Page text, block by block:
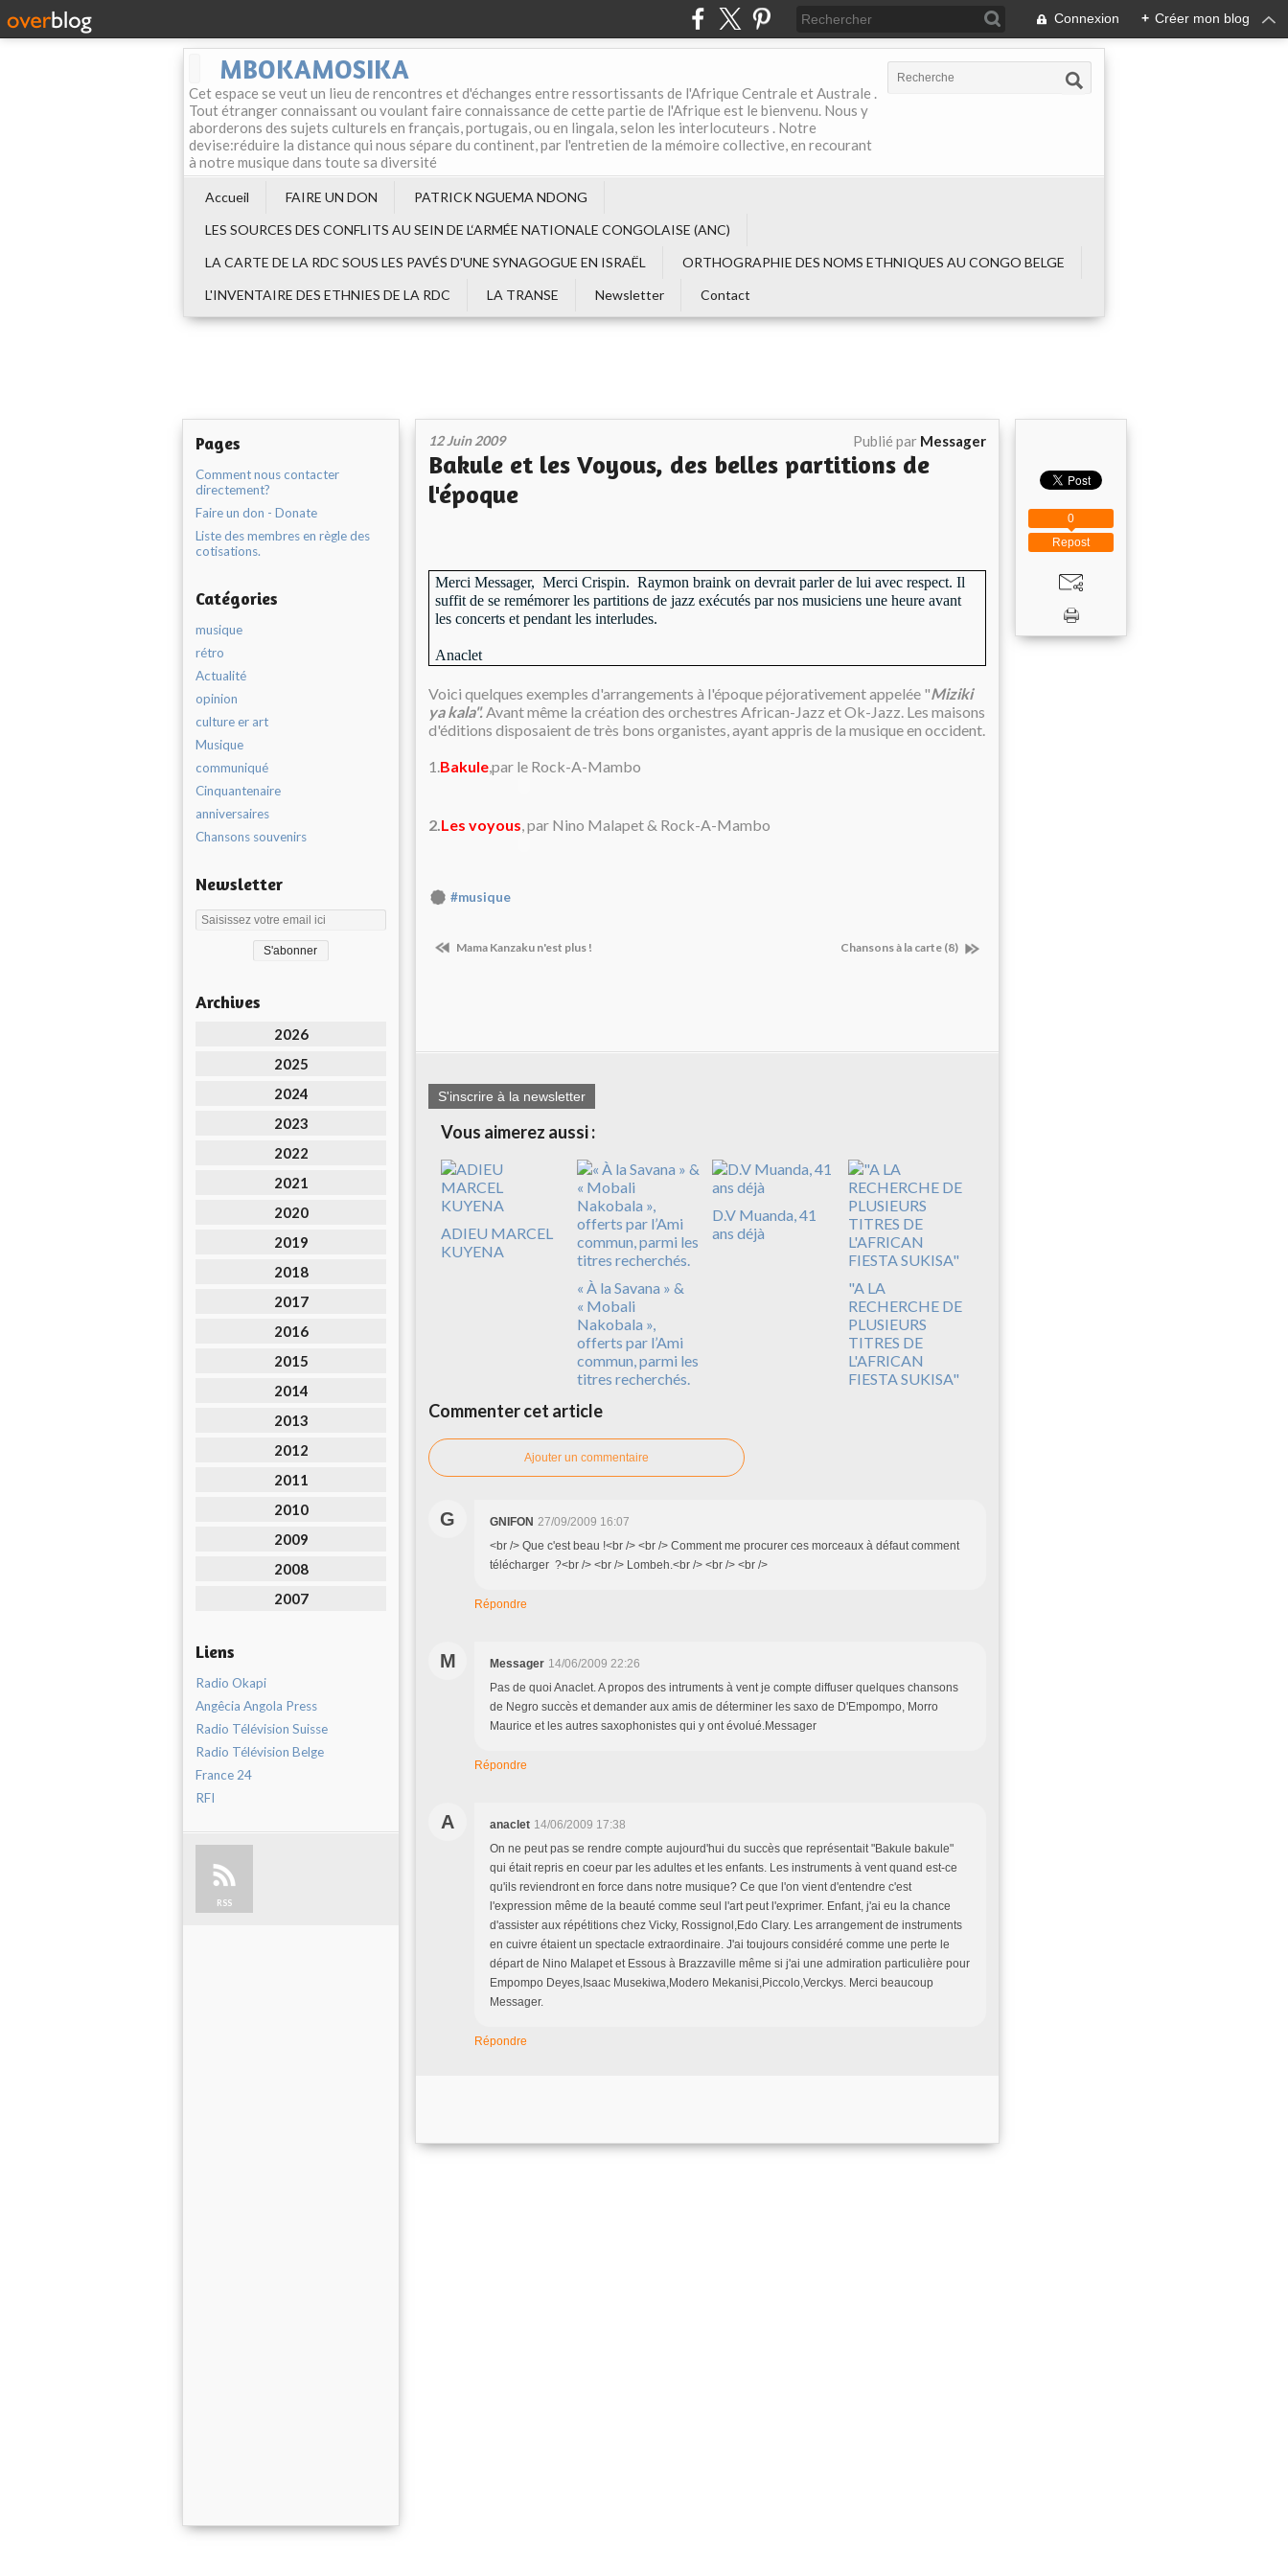
Connexion + Créer mon blog
MBOKAMOSIKA
Cet espace se veut un lieu de rencontres et d'échanges entre ressortissants de l'Afrique Centrale et Australe .
Tout étranger connaissant ou voulant faire connaissance de cette partie de l'Afrique est le bienvenu. Nous y
aborderons des sujets culturels en français, portugais, ou en lingala, selon les interlocuteurs . Notre
devise:réduire la distance qui nous sépare du continent, par l'entretien de la mémoire collective, en recourant
à notre musique dans toute sa diversité
Accueil FAIRE UN DON
PATRICK NGUEMA NDONG
LES SOURCES DES CONFLITS AU SEIN DE L‘ARMÉE NATIONALE CONGOLAISE (ANC)
LA CARTE DE LA RDC SOUS LES PAVÉS D'UNE SYNAGOGUE EN ISRAËL
ORTHOGRAPHIE DES NOMS ETHNIQUES AU CONGO BELGE
L'INVENTAIRE DES ETHNIES DE LA RDC
LA TRANSE Newsletter Contact
Pages
Comment nous contacter
directement?
Faire un don - Donate
Liste des membres en règle des
cotisations.
Catégories
musique
rétro
Actualité
opinion
culture er art
Musique
communiqué
Cinquantenaire
anniversaires
Chansons souvenirs
Newsletter
Archives
2026
2025
2024
2023
2022
2021
2020
2019
2018
2017
2016
2015
2014
2013
2012
2011
2010
2009
2008
2007
Liens
Radio Okapi
Angêcia Angola Press
Radio Télévision Suisse
Radio Télévision Belge
France 24
RFI
RSS
12 Juin 2009 Publié par Messager
Bakule et les Voyous, des belles partitions de
l'époque
Merci Messager, Merci Crispin. Raymon braink on devrait parler de lui avec respect. Il
suffit de se remémorer les partitions de jazz exécutés par nos musiciens une heure avant
les concerts et pendant les interludes.
Anaclet
Voici quelques exemples d'arrangements à l'époque péjorativement appelée "Miziki
ya kala".Avant même la création des orchestres African-Jazz et Ok-Jazz. Les maisons
d'éditions disposaient de très bons organistes, ayant appris de la musique en occident.
1.Bakule,par le Rock-A-Mambo
2.Les voyous, par Nino Malapet & Rock-A-Mambo
#musique
Mama Kanzaku n'est plus ! Chansons à la carte (8)
S'inscrire à la newsletter
Vous aimerez aussi :
ADIEU MARCEL
KUYENA
« À la Savana » &
« Mobali
Nakobala »,
offerts par l’Ami
commun, parmi les
titres recherchés.
D.V Muanda, 41
ans déjà
"A LA
RECHERCHE DE
PLUSIEURS
TITRES DE
L'AFRICAN
FIESTA SUKISA"
Commenter cet article
Ajouter un commentaire
G GNIFON 27/09/2009 16:07
<br /> Que c'est beau !<br /> <br /> Comment me procurer ces morceaux à défaut comment
télécharger ?<br /> <br /> Lombeh.<br /> <br /> <br />
Répondre
M Messager 14/06/2009 22:26
Pas de quoi Anaclet. A propos des intruments à vent je compte diffuser quelques chansons
de Negro succès et demander aux amis de déterminer les saxo de D'Empompo, Morro
Maurice et les autres saxophonistes qui y ont évolué.Messager
Répondre
A anaclet 14/06/2009 17:38
On ne peut pas se rendre compte aujourd'hui du succès que représentait "Bakule bakule"
qui était repris en coeur par les adultes et les enfants. Les instruments à vent quand est-ce
qu'ils reviendront en force dans notre musique? Ce que l'on vient d'entendre c'est
l'expression même de la beauté comme seul l'art peut l'exprimer. Enfant, j'ai eu la chance
d'assister aux répétitions chez Vicky, Rossignol,Edo Clary. Les arrangement de instruments
en cuivre étaient un spectacle extraordinaire. J'ai toujours considéré comme une perte le
départ de Nino Malapet et Essous à Brazzaville même si j'ai une admiration particulière pour
Empompo Deyes,Isaac Musekiwa,Modero Mekanisi,Piccolo,Verckys. Merci beaucoup
Messager.
Répondre
Repost
0